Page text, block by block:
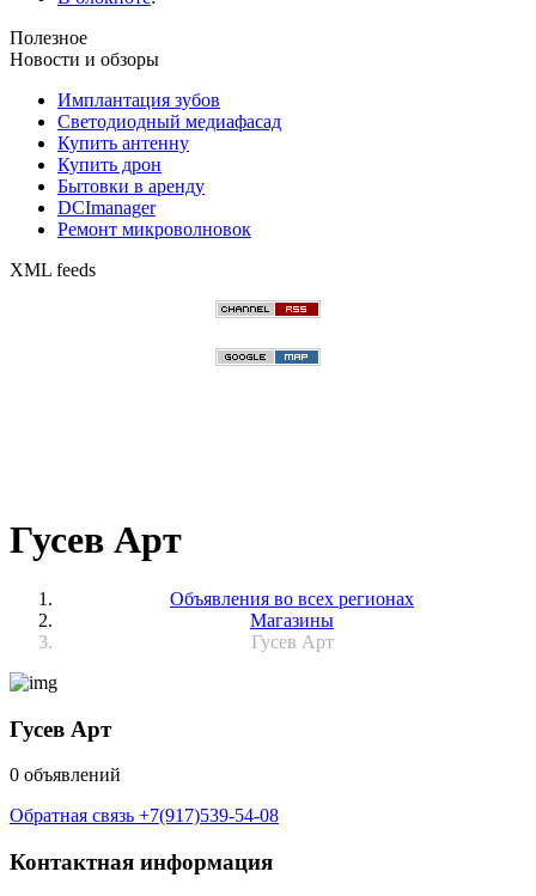
Полезное
Новости и обзоры
Имплантация зубов
Светодиодный медиафасад
Купить антенну
Купить дрон
Бытовки в аренду
DCImanager
Ремонт микроволновок
XML feeds
Гусев Арт
Объявления во всех регионах
Магазины
Гусев Арт
Гусев Арт
0 объявлений
Обратная связь +7(917)539-54-08
Контактная информация